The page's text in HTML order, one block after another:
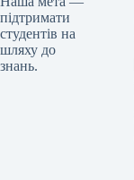
підтримати
студентів на
шляху до
знань.